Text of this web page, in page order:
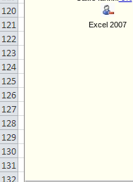
Excel 2007